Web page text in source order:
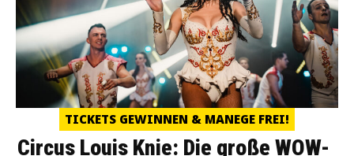
TICKETS GEWINNEN & MANEGE FREI!
Circus Louis Knie: Die große WOW-